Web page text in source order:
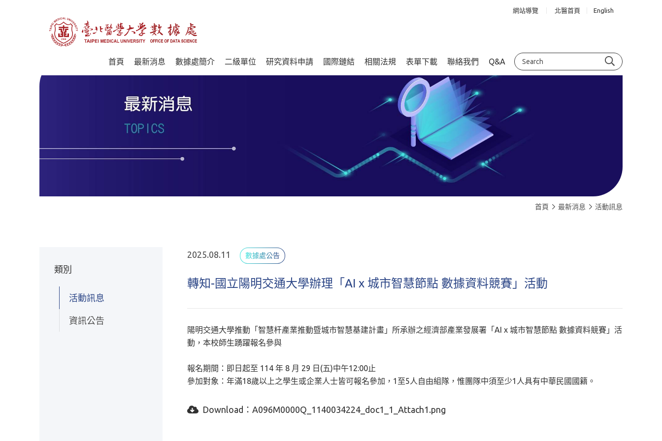
網站導覽 北醫首頁 English
首頁 最新消息 數據處簡介 二級單位 研究資料申請 國際鏈結 相關法規 表單下載 聯絡我們 Q&A
首頁 最新消息 活動訊息
類別
活動訊息
資訊公告
2025.08.11 數據處公告
轉知-國立陽明交通大學辦理「AI x 城市智慧節點 數據資料競賽」活動
陽明交通大學推動「智慧杆產業推動暨城市智慧基建計畫」所承辦之經濟部產業發展署「AI x 城市智慧節點 數據資料競賽」活
動，本校師生踴躍報名參與
報名期間：即日起至 114 年 8 月 29 日(五)中午12:00止
參加對象：年滿18歲以上之學生或企業人士皆可報名參加，1至5人自由組隊，惟團隊中須至少1人具有中華民國國籍。
Download： A096M0000Q_1140034224_doc1_1_Attach1.png